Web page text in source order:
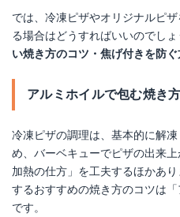
では、冷凍ピザやオリジナルピ
る場合はどうすればいいのでし
い焼き方のコツ・焦げ付きを防
アルミホイルで包む焼き
冷凍ピザの調理は、基本的に解
め、バーベキューでピザの出来
加熱の仕方」を工夫するほかあ
するおすすめの焼き方のコツは
です。